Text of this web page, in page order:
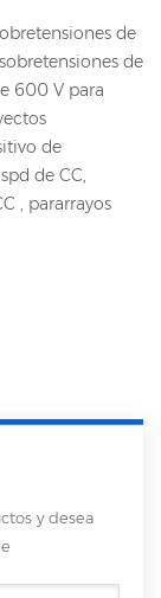
de
de
600 V para
de
de CC,
, pararrayos
y desea